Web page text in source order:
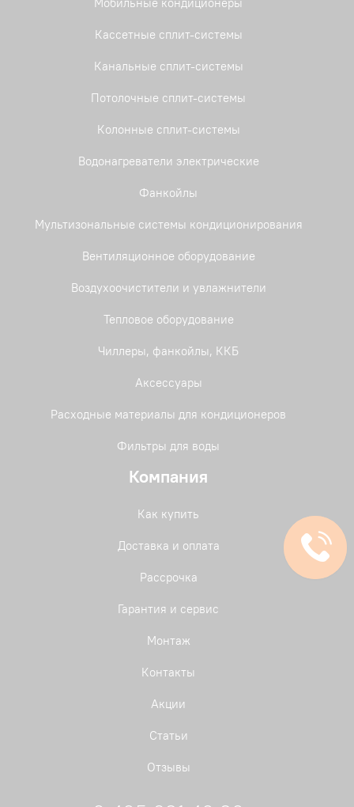
Кассетные сплит-системы
Канальные сплит-системы
Потолочные сплит-системы
Колонные сплит-системы
Водонагреватели электрические
Фанкойлы
Мультизональные системы кондиционирования
Вентиляционное оборудование
Воздухоочистители и увлажнители
Тепловое оборудование
Чиллеры, фанкойлы, ККБ
Аксессуары
Расходные материалы для кондиционеров
Фильтры для воды
Компания
Как купить
Доставка и оплата
Рассрочка
Гарантия и сервис
Монтаж
Контакты
Акции
Статьи
Отзывы